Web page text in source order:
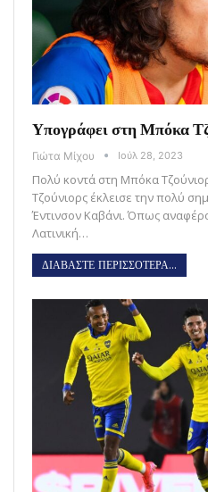
Υπογράφει στη Μπόκα
Γιώτα Μίχου Ιούλ 28, 2023
Πολύ κοντά στη Μπόκα
Τζούνιορς έκλεισε την πολύ
Έντινσον Καβάνι. Όπως
Λατινική…
ΔΙΑΒΑΣΤΕ ΠΕΡΙΣΣΟΤΕΡΑ...